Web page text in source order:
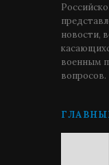
новости,
военным
вопросов.